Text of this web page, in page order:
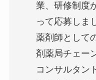
業、研修制度
って応募しま
薬剤師として
剤薬局チェー
コンサルタン